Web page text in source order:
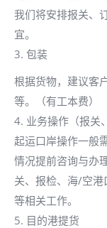
我们将安排报关、
宜。
3. 包装
根据货物，建议客
等。（有工本费）
4. 业务操作（报关
起运口岸操作一般
情况提前咨询与办
关、报检、海/空
等相关工作。
5. 目的港提货